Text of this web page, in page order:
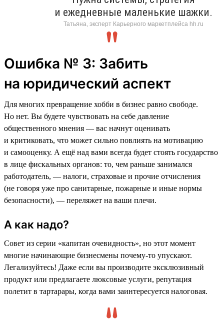
и ежедневные маленькие шажки.
Татьяна, эксперт Карьерного маркетплейса hh.ru
Ошибка № 3: Забить
на юридический аспект
Для многих превращение хобби в бизнес равно свободе.
Но нет. Вы будете чувствовать на себе давление
общественного мнения — вас начнут оценивать
и критиковать, что может сильно повлиять на мотивацию
и самооценку. А ещё над вами всегда будет стоять государство
в лице фискальных органов: то, чем раньше занимался
работодатель, — налоги, страховые и прочие отчисления
(не говоря уже про санитарные, пожарные и иные нормы
безопасности), — переляжет на ваши плечи.
А как надо?
Совет из серии «капитан очевидность», но этот момент
многие начинающие бизнесмены почему-то упускают.
Легализуйтесь! Даже если вы производите эксклюзивный
продукт или предлагаете люксовые услуги, репутация
полетит в тартарары, когда вами заинтересуется налоговая.